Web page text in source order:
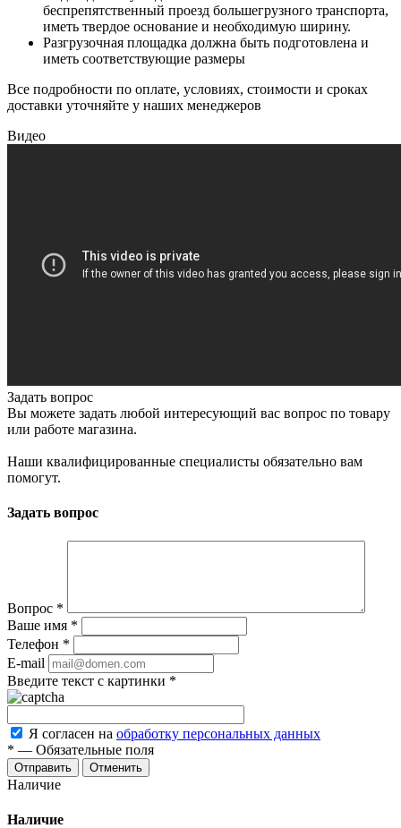
беспрепятственный проезд большегрузного транспорта,
иметь твердое основание и необходимую ширину.
Разгрузочная площадка должна быть подготовлена и
иметь соответствующие размеры
Все подробности по оплате, условиях, стоимости и сроках
доставки уточняйте у наших менеджеров
Видео
Задать вопрос
Вы можете задать любой интересующий вас вопрос по товару
или работе магазина.
Наши квалифицированные специалисты обязательно вам
помогут.
Задать вопрос
Вопрос *
Ваше имя *
Телефон *
E-mail
Введите текст с картинки *
Я согласен на обработку персональных данных
* — Обязательные поля
Отменить
Наличие
Наличие